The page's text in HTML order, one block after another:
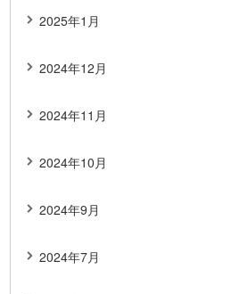
2025年1月
2024年12月
2024年11月
2024年10月
2024年9月
2024年7月